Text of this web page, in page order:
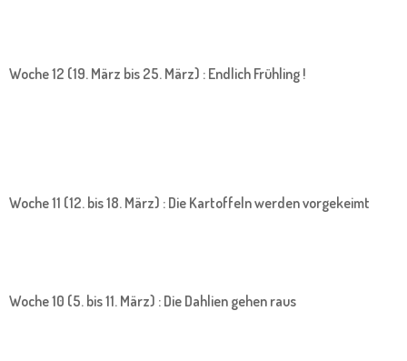
Woche 12 (19. März bis 25. März) : Endlich Frühling !
Woche 11 (12. bis 18. März) : Die Kartoffeln werden vorgekeimt
Woche 10 (5. bis 11. März) : Die Dahlien gehen raus